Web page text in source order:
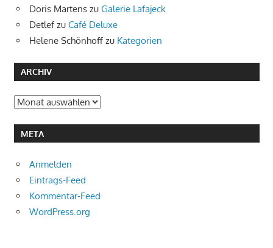
Doris Martens zu Galerie Lafajeck
Detlefzu Café Deluxe
Helene Schönhoff zu Kategorien
ARCHIV
Archiv
META
Anmelden
Eintrags-Feed
Kommentar-Feed
WordPress.org